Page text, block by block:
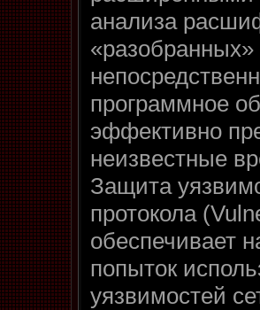
анализа
программное
эффективно
неизвестные
Защита
протокола
обеспечивает
попыток
уязвимостей